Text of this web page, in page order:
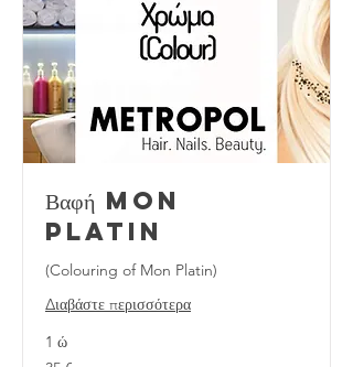
Βαφή Mon
Platin
(Colouring of Mon Platin)
Διαβάστε περισσότερα
1 ώ
35